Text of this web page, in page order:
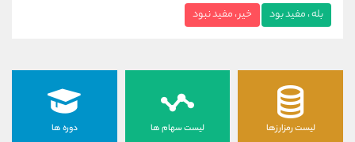
بله ، مفید بود خیر ، مفید نبود
لیست رمزارزها لیست سهام ها دوره ها